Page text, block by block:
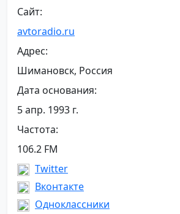
Сайт:
avtoradio.ru
Адрес:
Шимановск, Россия
Дата основания:
5 апр. 1993 г.
Частота:
106.2 FM
Twitter
Вконтакте
Одноклассники